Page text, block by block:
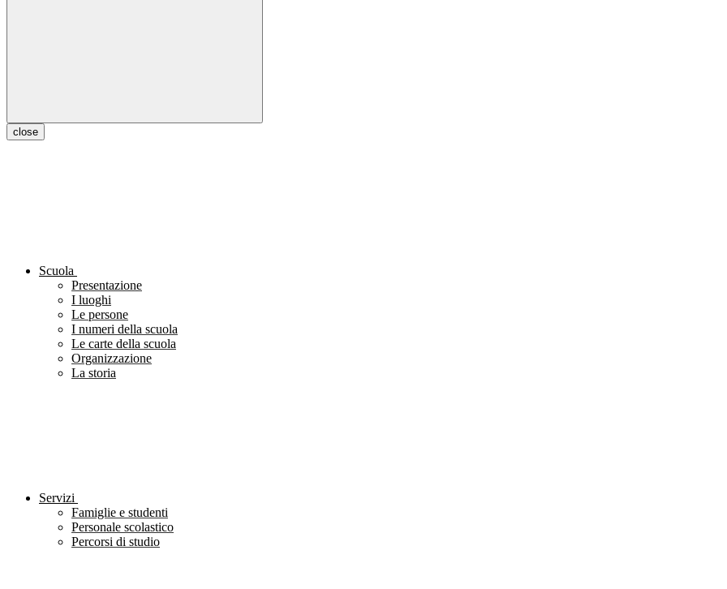
close
Scuola
Presentazione
I luoghi
Le persone
I numeri della scuola
Le carte della scuola
Organizzazione
La storia
Servizi
Famiglie e studenti
Personale scolastico
Percorsi di studio